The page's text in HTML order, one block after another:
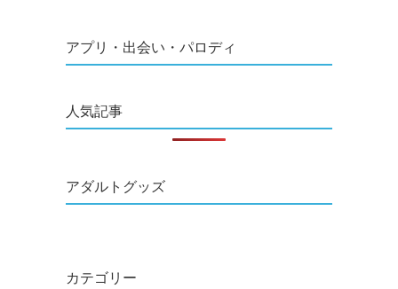
アプリ・出会い・パロディ
人気記事
アダルトグッズ
カテゴリー